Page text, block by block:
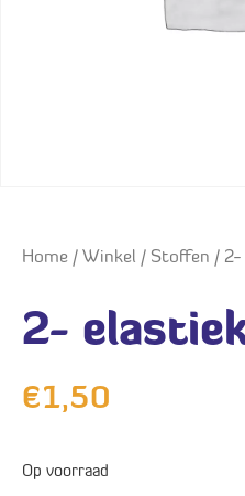
Home / Winkel / Stoffen /
2-
€1,50
Op voorraad